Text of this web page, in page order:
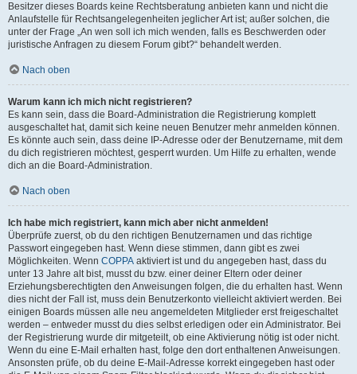
Besitzer dieses Boards keine Rechtsberatung anbieten kann und nicht die
Anlaufstelle für Rechtsangelegenheiten jeglicher Art ist; außer solchen, die
unter der Frage „An wen soll ich mich wenden, falls es Beschwerden oder
juristische Anfragen zu diesem Forum gibt?“ behandelt werden.
Nach oben
Warum kann ich mich nicht registrieren?
Es kann sein, dass die Board-Administration die Registrierung komplett
ausgeschaltet hat, damit sich keine neuen Benutzer mehr anmelden können.
Es könnte auch sein, dass deine IP-Adresse oder der Benutzername, mit dem
du dich registrieren möchtest, gesperrt wurden. Um Hilfe zu erhalten, wende
dich an die Board-Administration.
Nach oben
Ich habe mich registriert, kann mich aber nicht anmelden!
Überprüfe zuerst, ob du den richtigen Benutzernamen und das richtige
Passwort eingegeben hast. Wenn diese stimmen, dann gibt es zwei
Möglichkeiten. Wenn COPPA aktiviert ist und du angegeben hast, dass du
unter 13 Jahre alt bist, musst du bzw. einer deiner Eltern oder deiner
Erziehungsberechtigten den Anweisungen folgen, die du erhalten hast. Wenn
dies nicht der Fall ist, muss dein Benutzerkonto vielleicht aktiviert werden. Bei
einigen Boards müssen alle neu angemeldeten Mitglieder erst freigeschaltet
werden – entweder musst du dies selbst erledigen oder ein Administrator. Bei
der Registrierung wurde dir mitgeteilt, ob eine Aktivierung nötig ist oder nicht.
Wenn du eine E-Mail erhalten hast, folge den dort enthaltenen Anweisungen.
Ansonsten prüfe, ob du deine E-Mail-Adresse korrekt eingegeben hast oder